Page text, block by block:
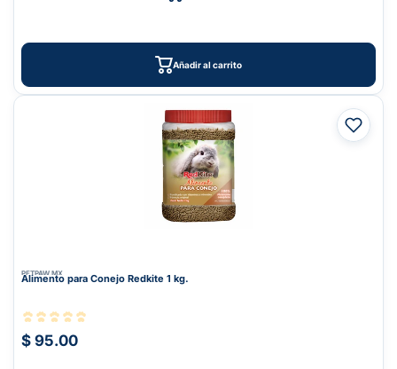
Añadir al carrito
PETPAW.MX
Alimento para Conejo Redkite 1 kg.
$ 95.00